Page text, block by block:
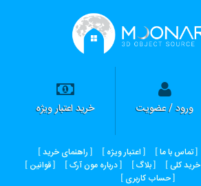
ورود / عضویت خرید اعتبار ویژه
تماس با ما اعتبار ویژه
راهنمای خرید
خرید کلی بلاگ درباره مون آرک
قوانین
حساب کاربری